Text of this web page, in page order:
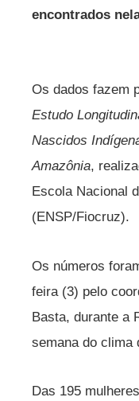
encontrados
Os dados fazem
Estudo
Nascidos
Amazônia,
Escola Nacional
(ENSP/Fiocruz).
Os números
feira (3) pelo
Basta, durante a
semana do clima
Das 195